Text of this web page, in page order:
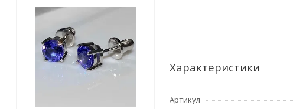
Характеристики
Артикул